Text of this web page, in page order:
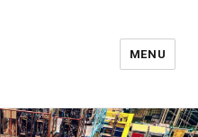
Hubert
MENU